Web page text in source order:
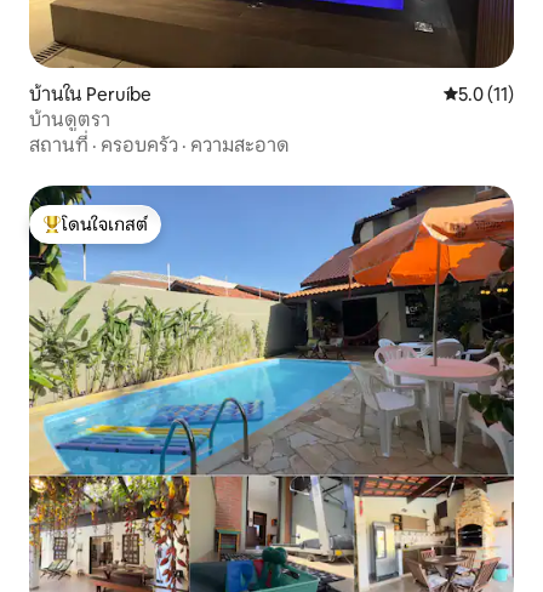
บ้านใน Peruíbe คะแนนเฉลี่ย
5.0 (11)
บ้านดูตรา
สถานที่ · ครอบครัว · ความสะอาด
โดนใจเกสต์ที่สุด
โดนใจเกสต์